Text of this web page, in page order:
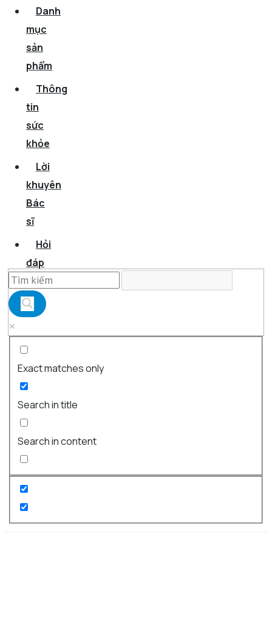
Danh
mục
sản
phẩm
Thông
tin
sức
khỏe
Lời
khuyên
Bác
sĩ
Hỏi
đáp
Exact matches only
Search in title
Search in content